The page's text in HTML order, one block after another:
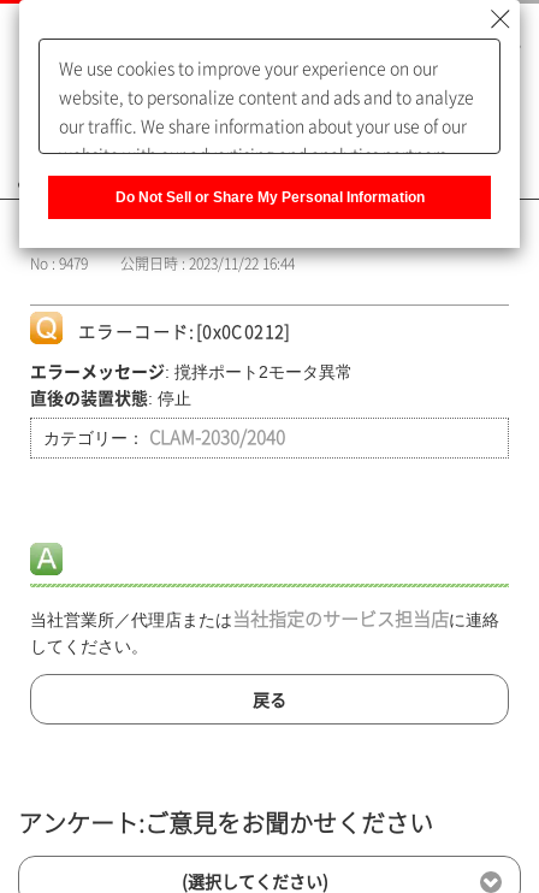
よくあるご質問（FAQ）
No : 9479 公開日時 : 2023/11/22 16:44
エラーコード:[0x0C0212]
エラーメッセージ: 撹拌ポート2モータ異常
直後の装置状態: 停止
カテゴリー： CLAM-2030/2040
当社営業所／代理店または 当社指定のサービス担当店に連絡
してください。
戻る
アンケート:ご意見をお聞かせください
(選択してください)
We use cookies to improve your experience on our
website, to personalize content and ads and to analyze
our traffic. We share information about your use of our
website with our advertising and analytics partners,
of our sharing information about you with our partners.
Information] to customize your cookie settings on our
Do Not Sell or Share My Personal Information